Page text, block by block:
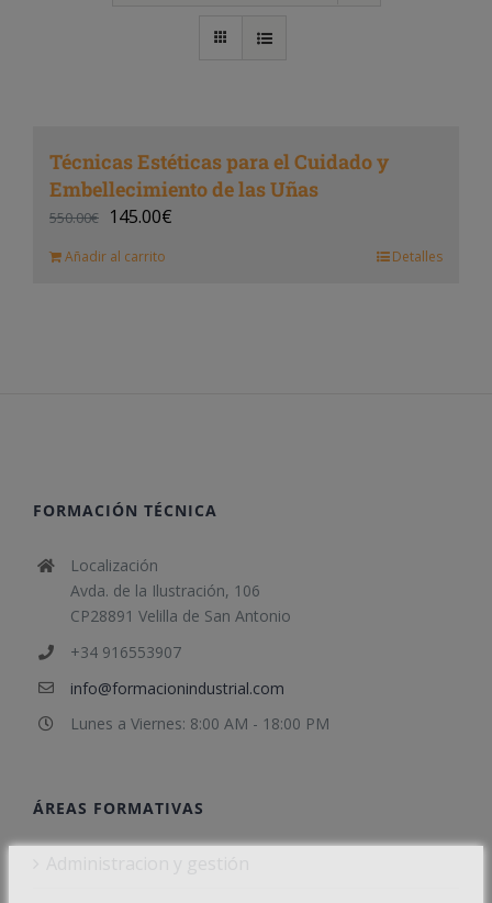
Técnicas Estéticas para el Cuidado y
Embellecimiento de las Uñas
550.00€ 145.00€
Añadir al carrito Detalles
FORMACIÓN TÉCNICA
Localización
Avda. de la Ilustración, 106
CP28891 Velilla de San Antonio
+34 916553907
info@formacionindustrial.com
Lunes a Viernes: 8:00 AM - 18:00 PM
ÁREAS FORMATIVAS